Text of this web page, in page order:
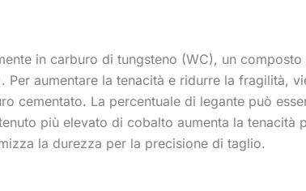
in carburo di tungsteno (WC), un
aumentare la tenacità e ridurre la fragilità,
cementato. La percentuale di legante può
più elevato di cobalto aumenta la tenacità
la durezza per la precisione di taglio.